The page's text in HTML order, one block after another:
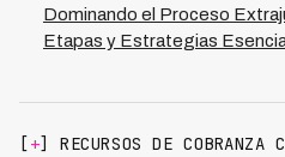
Dominando el Proceso
Etapas y Estrategias
[ +] RECURSOS DE COBRANZA